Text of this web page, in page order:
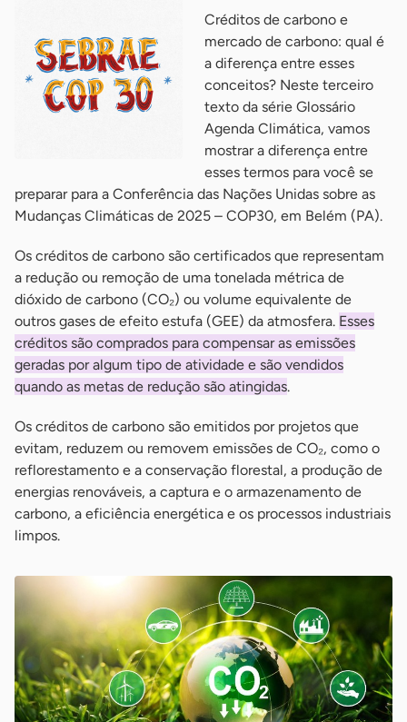
Créditos de carbono e
mercado de carbono: qual é
a diferença entre esses
conceitos? Neste terceiro
texto da série Glossário
Agenda Climática, vamos
mostrar a diferença entre
esses termos para você se
preparar para a Conferência das Nações Unidas sobre as
Mudanças Climáticas de 2025 – COP30, em Belém (PA).
Os créditos de carbono são certificados que representam
a redução ou remoção de uma tonelada métrica de
dióxido de carbono (CO₂) ou volume equivalente de
outros gases de efeito estufa (GEE) da atmosfera. Esses
créditos são comprados para compensar as emissões
geradas por algum tipo de atividade e são vendidos
quando as metas de redução são atingidas.
Os créditos de carbono são emitidos por projetos que
evitam, reduzem ou removem emissões de CO₂, como o
reflorestamento e a conservação florestal, a produção de
energias renováveis, a captura e o armazenamento de
carbono, a eficiência energética e os processos industriais
limpos.